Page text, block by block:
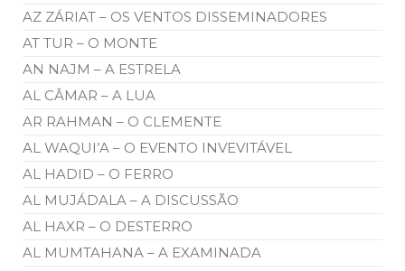
AZ ZÁRIAT – OS VENTOS DISSEMINADORES
AT TUR – O MONTE
AN NAJM – A ESTRELA
AL CÂMAR – A LUA
AR RAHMAN – O CLEMENTE
AL WAQUI’A – O EVENTO INVEVITÁVEL
AL HADID – O FERRO
AL MUJÁDALA – A DISCUSSÃO
AL HAXR – O DESTERRO
AL MUMTAHANA – A EXAMINADA